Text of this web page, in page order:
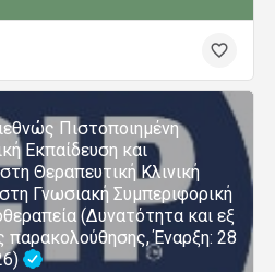
Πιστοποιημένη
Εκπαίδευση και
Θεραπευτική Κλινική
Γνωσιακή Συμπεριφορική
(Δυνατότητα και εξ
Έναρξη: 28